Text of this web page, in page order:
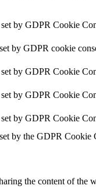
by GDPR Cookie
by GDPR cookie
by GDPR Cookie
by GDPR Cookie
by GDPR Cookie
by the GDPR Cookie
the content of the